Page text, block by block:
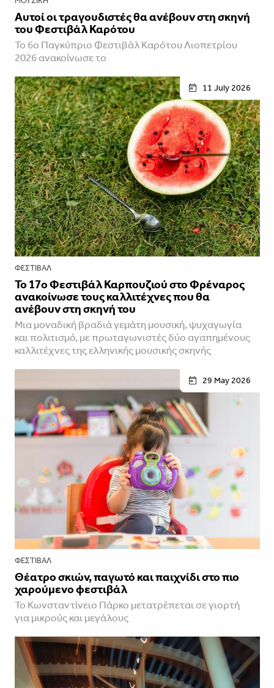
Αυτοί οι τραγουδιστές θα ανέβουν στη σκηνή
του Φεστιβάλ Καρότου
Το 6ο Παγκύπριο Φεστιβάλ Καρότου Λιοπετρίου
2026 ανακοίνωσε το
11 July 2026
ΦΕΣΤΙΒΑΛ
Το 17ο Φεστιβάλ Καρπουζιού στο Φρέναρος
ανακοίνωσε τους καλλιτέχνες που θα
ανέβουν στη σκηνή του
Μια μοναδική βραδιά γεμάτη μουσική, ψυχαγωγία
και πολιτισμό, με πρωταγωνιστές δύο αγαπημένους
καλλιτέχνες της ελληνικής μουσικής σκηνής
29 May 2026
ΦΕΣΤΙΒΑΛ
Θέατρο σκιών, παγωτό και παιχνίδι στο πιο
χαρούμενο φεστιβάλ
Το Κωνσταντίνειο Πάρκο μετατρέπεται σε γιορτή
για μικρούς και μεγάλους